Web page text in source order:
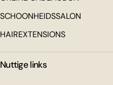
SCHOONHEIDSSALON
HAIREXTENSIONS
Nuttige links